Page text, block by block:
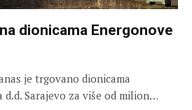
dionicama Energonove
je trgovano dionicama
d.d. Sarajevo za više od milion…